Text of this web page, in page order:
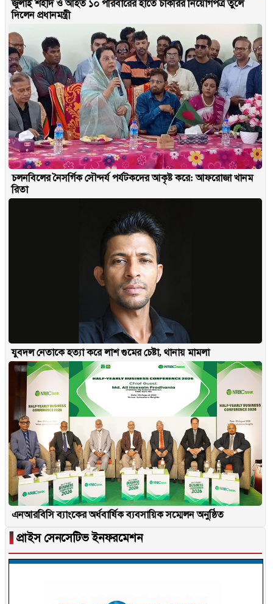
জুলাই শহীদ ও আহত ১০ পরিবারের হাতে চাকরির নিয়োগপত্র তুলে
দিলেন প্রধানমন্ত্রী
চলনবিলের নৈসর্গিক সৌন্দর্য পর্যটকদের আকৃষ্ট করে: আফরোজা খানম
রিতা
যুবদল নেতাকে হত্যা করে লাশ গুমের চেষ্টা, থানায় মামলা
এনআরবিসি ব্যাংকের অর্ধবার্ষিক ব্যবসায়িক সম্মেলন অনুষ্ঠিত
▐ প্রাইস সেনসেটিভ ইনফরমেশন